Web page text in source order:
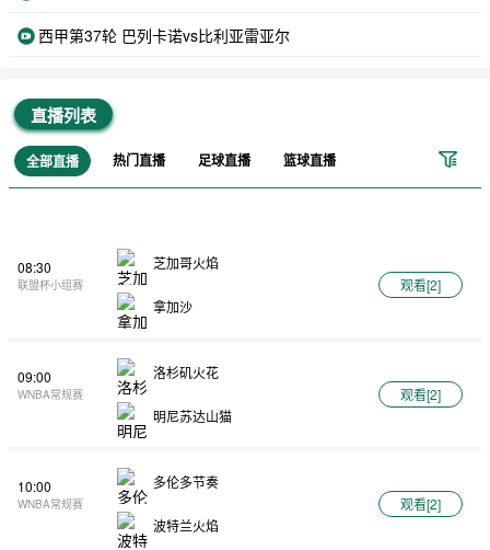
西甲第37轮 巴列卡诺vs比利亚雷亚尔
直播列表
全部直播 热门直播 足球直播 篮球直播
08:30
联盟杯小组赛
芝加哥火焰
拿加沙
观看[2]
09:00
WNBA常规赛
洛杉矶火花
明尼苏达山猫
观看[2]
10:00
WNBA常规赛
多伦多节奏
波特兰火焰
观看[2]